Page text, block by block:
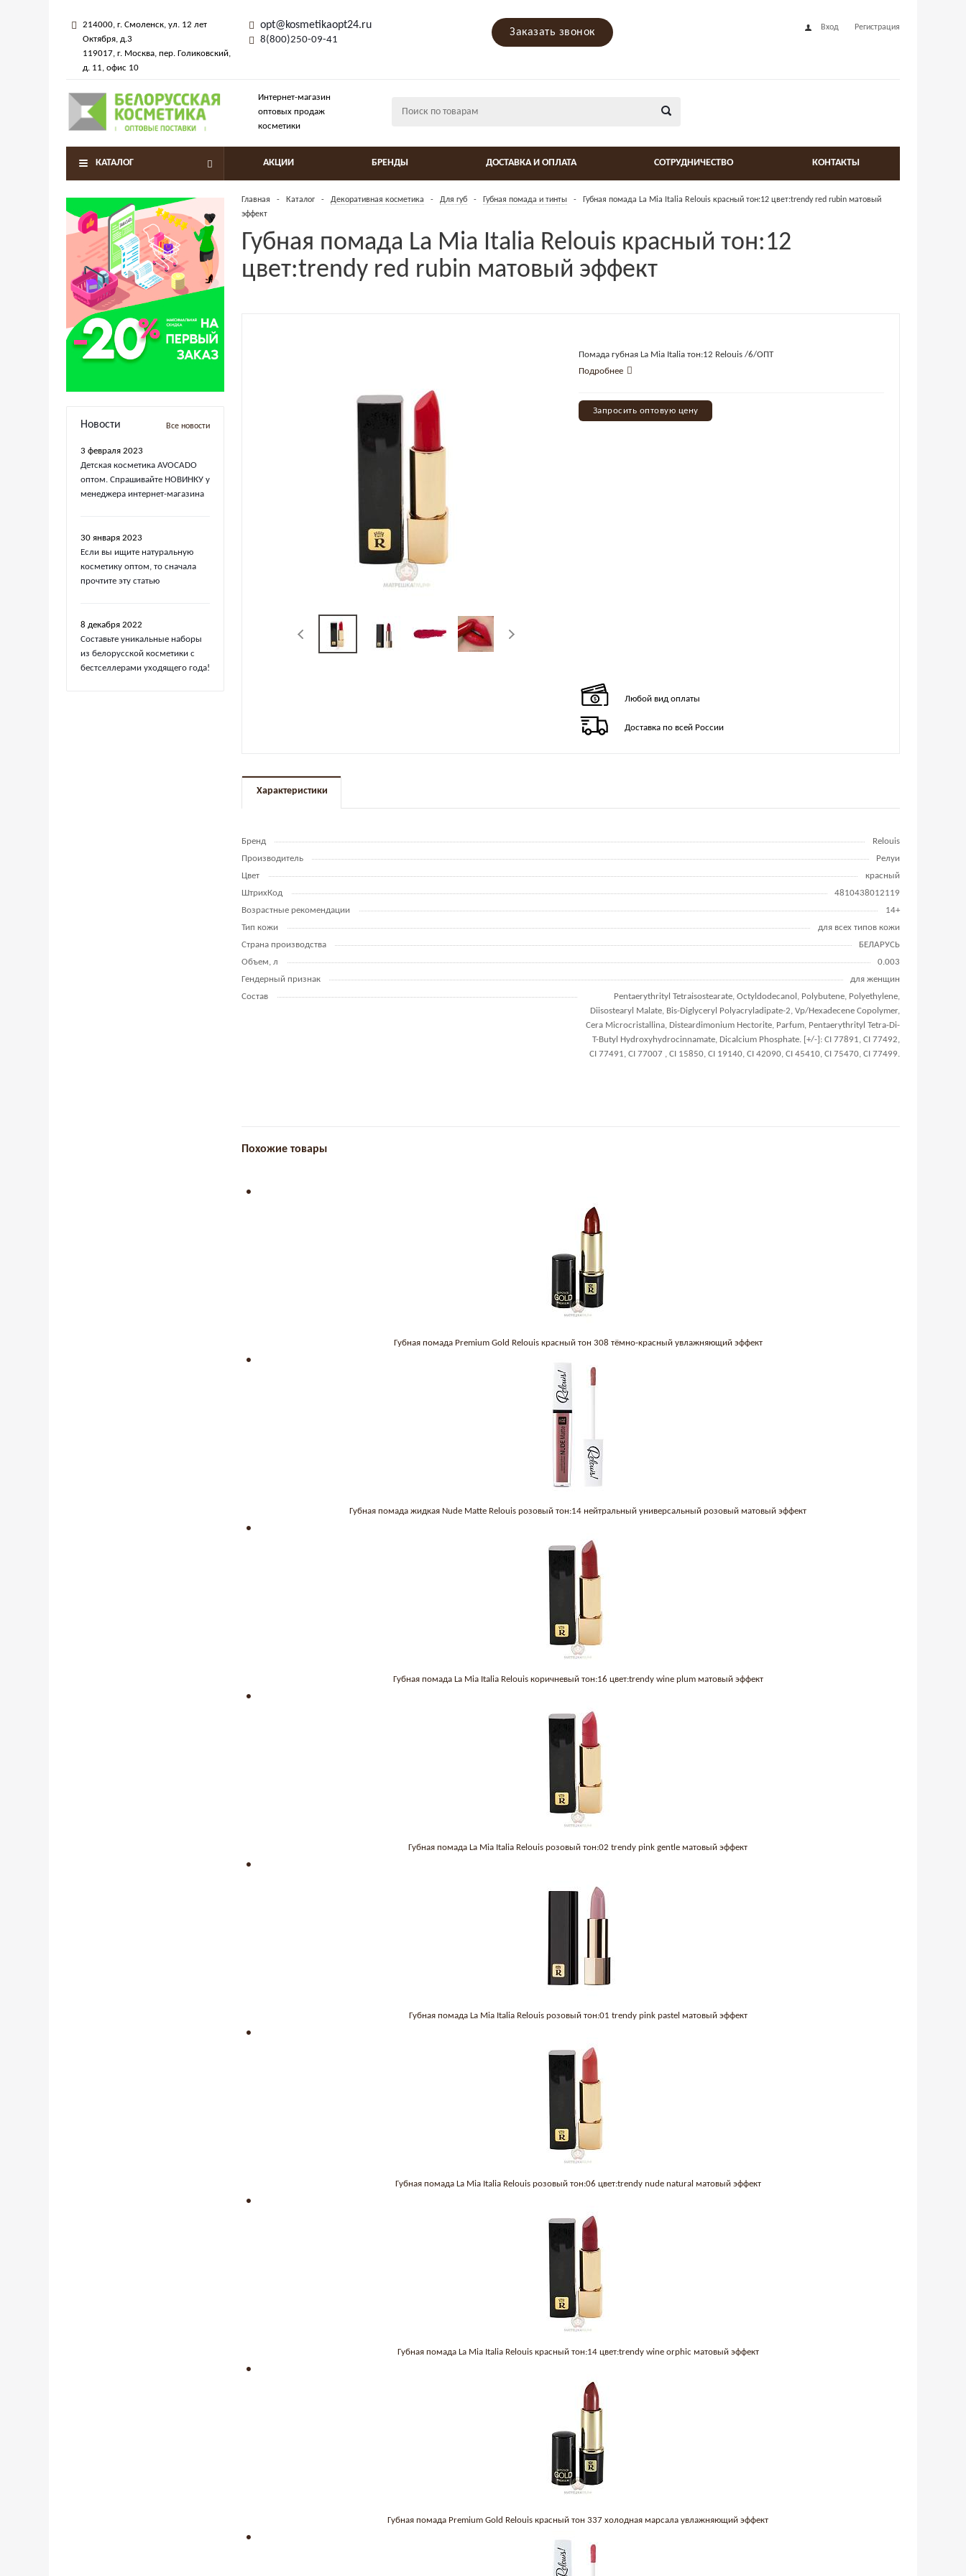
214000, г. Смоленск, ул. 12 лет
Октября, д.3
119017, г. Москва, пер. Голиковский,
д. 11, офис 10
opt@kosmetikaopt24.ru
8(800)250-09-41
Заказать звонок Вход Регистрация
Интернет-магазин
оптовых продаж
косметики
КАТАЛОГ АКЦИИ БРЕНДЫ ДОСТАВКА И ОПЛАТА СОТРУДНИЧЕСТВО КОНТАКТЫ
Новости Все новости
3 февраля 2023
Детская косметика AVOCADO
оптом. Спрашивайте НОВИНКУ у
менеджера интернет-магазина
30 января 2023
Если вы ищите натуральную
косметику оптом, то сначала
прочтите эту статью
8 декабря 2022
Составьте уникальные наборы
из белорусской косметики с
бестселлерами уходящего года!
Главная - Каталог - Декоративная косметика - Для губ - Губная помада и тинты -
Губная помада La Mia Italia Relouis красный тон:12 цвет:trendy red rubin матовый
эффект
Губная помада La Mia Italia Relouis красный тон:12
цвет:trendy red rubin матовый эффект
Помада губная La Mia Italia тон:12 Relouis /6/ОПТ
Подробнее
Запросить оптовую цену
Любой вид оплаты
Доставка по всей России
Характеристики
Бренд
Relouis
Производитель
Релуи
Цвет
красный
ШтрихКод
4810438012119
Возрастные рекомендации
14+
Тип кожи
для всех типов кожи
Страна производства
БЕЛАРУСЬ
Объем, л
0.003
Гендерный признак
для женщин
Состав
Pentaerythrityl Tetraisostearate, Octyldodecanol, Polybutene, Polyethylene,
Diisostearyl Malate, Bis-Diglyceryl Polyacryladipate-2, Vp/Hexadecene Copolymer,
Cera Microcristallina, Disteardimonium Hectorite, Parfum, Pentaerythrityl Tetra-Di-
T-Butyl Hydroxyhydrocinnamate, Dicalcium Phosphate. [+/-]: CI 77891, CI 77492,
CI 77491, CI 77007 , CI 15850, CI 19140, CI 42090, CI 45410, CI 75470, CI 77499.
Похожие товары
Губная помада Premium Gold Relouis красный тон 308 тёмно-красный увлажняющий эффект
Губная помада жидкая Nude Matte Relouis розовый тон:14 нейтральный универсальный розовый матовый эффект
Губная помада La Mia Italia Relouis коричневый тон:16 цвет:trendy wine plum матовый эффект
Губная помада La Mia Italia Relouis розовый тон:02 trendy pink gentle матовый эффект
Губная помада La Mia Italia Relouis розовый тон:01 trendy pink pastel матовый эффект
Губная помада La Mia Italia Relouis розовый тон:06 цвет:trendy nude natural матовый эффект
Губная помада La Mia Italia Relouis красный тон:14 цвет:trendy wine orphic матовый эффект
Губная помада Premium Gold Relouis красный тон 337 холодная марсала увлажняющий эффект